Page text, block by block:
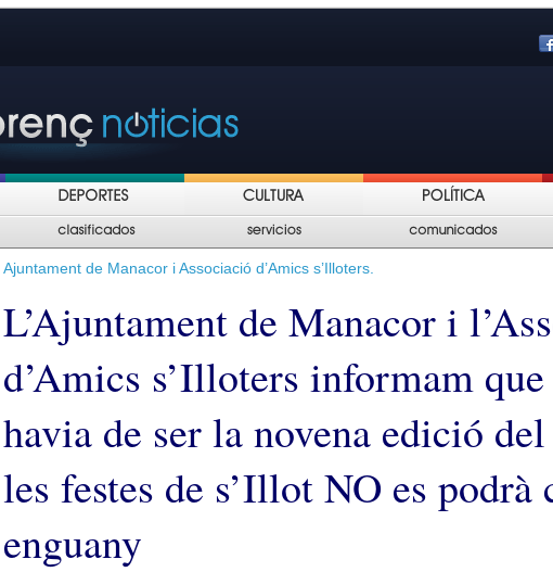
Ajuntament de Manacor i Associació d’Amics s’Illoters.
L’Ajuntament de Manacor i
d’Amics s’Illoters informam
havia de ser la novena edició
les festes de s’Illot NO es podrà
enguany